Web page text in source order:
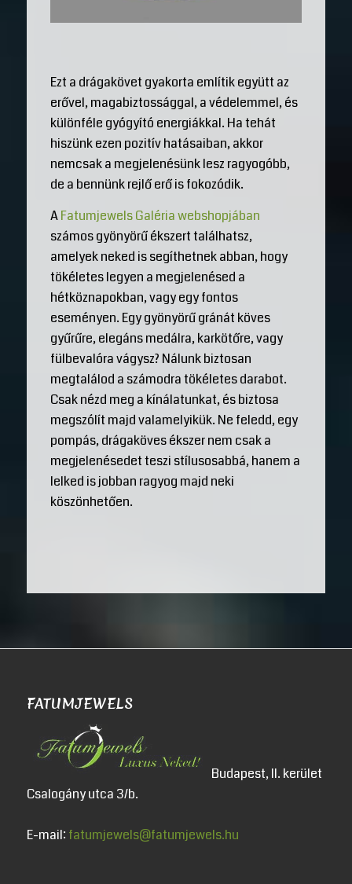
Ezt a drágakövet gyakorta említik együtt az
erővel, magabiztossággal, a védelemmel, és
különféle gyógyító energiákkal. Ha tehát
hiszünk ezen pozitív hatásaiban, akkor
nemcsak a megjelenésünk lesz ragyogóbb,
de a bennünk rejlő erő is fokozódik.
AFatumjewels Galéria webshopjában
számos gyönyörű ékszert találhatsz,
amelyek neked is segíthetnek abban, hogy
tökéletes legyen a megjelenésed a
hétköznapokban, vagy egy fontos
eseményen. Egy gyönyörű gránát köves
gyűrűre, elegáns medálra, karkötőre, vagy
fülbevalóra vágysz? Nálunk biztosan
megtalálod a számodra tökéletes darabot.
Csak nézd meg a kínálatunkat, és biztosa
megszólít majd valamelyikük. Ne feledd, egy
pompás, drágaköves ékszer nem csak a
megjelenésedet teszi stílusosabbá, hanem a
lelked is jobban ragyog majd neki
köszönhetően.
FATUMJEWELS
Budapest, II. kerület
Csalogány utca 3/b.
E-mail: fatumjewels@fatumjewels.hu